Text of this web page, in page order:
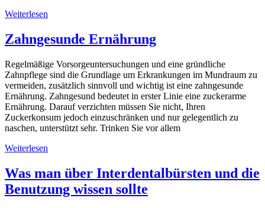
Weiterlesen
Zahngesunde Ernährung
Regelmäßige Vorsorgeuntersuchungen und eine gründliche
Zahnpflege sind die Grundlage um Erkrankungen im Mundraum zu
vermeiden, zusätzlich sinnvoll und wichtig ist eine zahngesunde
Ernährung. Zahngesund bedeutet in erster Linie eine zuckerarme
Ernährung. Darauf verzichten müssen Sie nicht, Ihren
Zuckerkonsum jedoch einzuschränken und nur gelegentlich zu
naschen, unterstützt sehr. Trinken Sie vor allem
Weiterlesen
Was man über Interdentalbürsten und die
Benutzung wissen sollte